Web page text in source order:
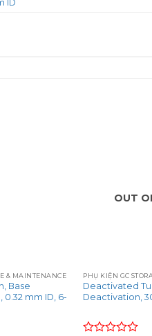
ID
& MAINTENANCE
Base
mm ID, 6-
OUT
PHỤ KIỆN GC
Deactivated
Deactivation,